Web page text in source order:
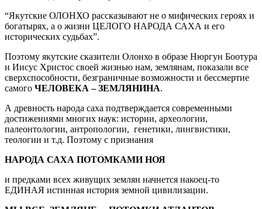
“Якутские ОЛОНХО рассказывают не о мифических героях и
богатырях, а о жизни ЦЕЛОГО НАРОДА САХА и его
исторических судьбах”.
Поэтому якутские сказители Олонхо в образе Нюргун Боотура
и Иисус Христос своей жизнью нам, землянам, показали все
сверхспособности, безграничные возможности и бессмертие
самого ЧЕЛОВЕКА – ЗЕМЛЯНИНА.
А древность народа саха подтверждается современными
достижениями многих наук: истории, археологии,
палеонтологии, антропологии, генетики, лингвистики,
теологии и т.д. Поэтому с признания
НАРОДА САХА ПОТОМКАМИ НОЯ
и предками всех живущих землян начнется накоец-то
ЕДИНАЯ истинная история земной цивилизации.